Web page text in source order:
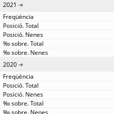
2021
2020